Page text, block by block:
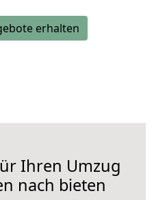
erhalten
Ihren Umzug
nach bieten